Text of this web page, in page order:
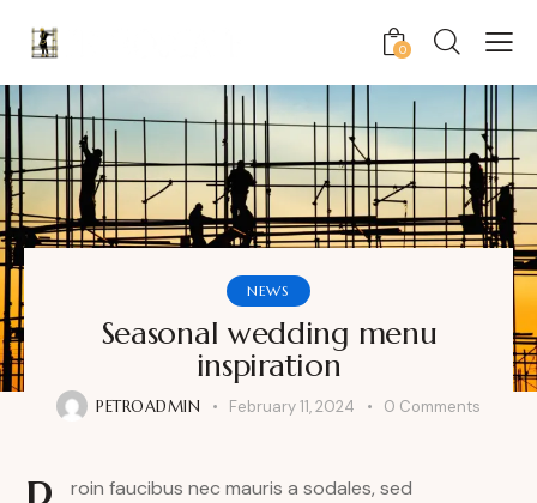
0
NEWS
Seasonal wedding menu
inspiration
PETROADMIN February 11, 2024 0 Comments
roin faucibus nec mauris a sodales, sed